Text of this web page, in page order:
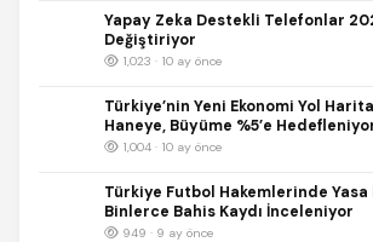
Yapay Zeka Destekli Telefonlar
Değiştiriyor
1,023 · 10 ay önce
Türkiye’nin Yeni Ekonomi Yol
Haneye, Büyüme %5’e
1,004 · 10 ay önce
Türkiye Futbol Hakemlerinde Yasa
Binlerce Bahis Kaydı İnceleniyor
949 · 9 ay önce